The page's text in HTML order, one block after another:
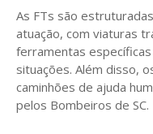
As FTs são
atuação, com viaturas
ferramentas
situações. Além disso,
caminhões de ajuda
pelos Bombeiros de SC.